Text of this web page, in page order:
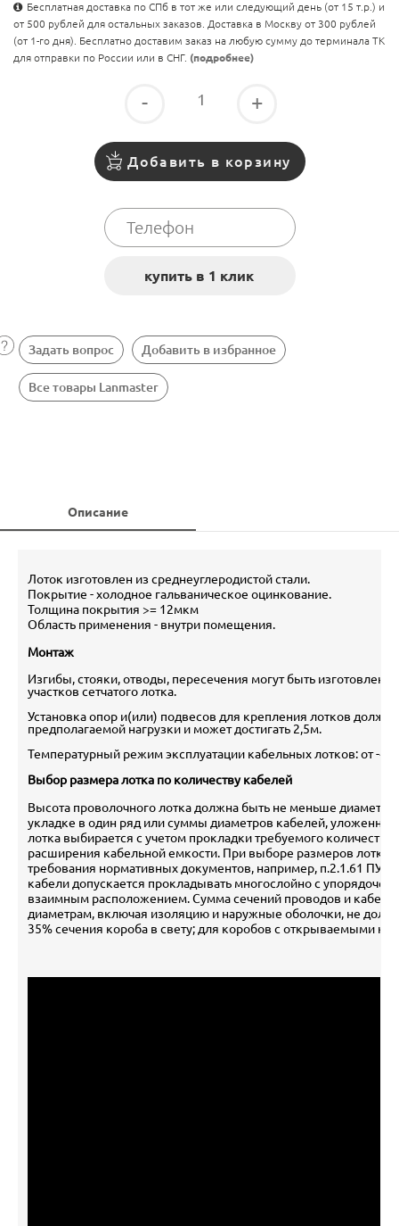
Бесплатная доставка по СПб в тот же или следующий день (от 15 т.р.) и
от 500 рублей для остальных заказов. Доставка в Москву от 300 рублей
(от 1-го дня). Бесплатно доставим заказ на любую сумму до терминала ТК
для отправки по России или в СНГ. (подробнее)
- +
Добавить в корзину
Задать вопрос Добавить в избранное
Все товары Lanmaster
Описание
Лоток изготовлен из среднеуглеродистой стали.
Покрытие - холодное гальваническое оцинкование.
Толщина покрытия >= 12мкм
Область применения - внутри помещения.
Монтаж
Изгибы, стояки, отводы, пересечения могут быть
участков сетчатого лотка.
Установка опор и(или) подвесов для крепления лотков
предполагаемой нагрузки и может достигать 2,5м.
Температурный режим эксплуатации кабельных лотков: от -
Выбор размера лотка по количеству кабелей
Высота проволочного лотка должна быть не меньше диаметра
укладке в один ряд или суммы диаметров кабелей,
лотка выбирается с учетом прокладки требуемого количества
расширения кабельной емкости. При выборе размеров лотка
требования нормативных документов, например, п.2.1.61 ПУЭ
кабели допускается прокладывать многослойно с
взаимным расположением. Сумма сечений проводов и
диаметрам, включая изоляцию и наружные оболочки, не
35% сечения короба в свету; для коробов с открываемыми